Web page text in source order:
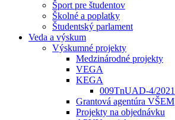
Šport pre študentov
Školné a poplatky
Študentský parlament
Veda a výskum
Výskumné projekty
Medzinárodné projekty
VEGA
KEGA
009TnUAD-4/2021
Grantová agentúra VŠEM
Projekty na objednávku